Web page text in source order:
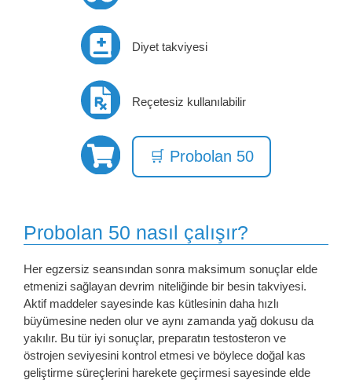
Diyet takviyesi
Reçetesiz kullanılabilir
🛒 Probolan 50
Probolan 50 nasıl çalışır?
Her egzersiz seansından sonra maksimum sonuçlar elde
etmenizi sağlayan devrim niteliğinde bir besin takviyesi.
Aktif maddeler sayesinde kas kütlesinin daha hızlı
büyümesine neden olur ve aynı zamanda yağ dokusu da
yakılır. Bu tür iyi sonuçlar, preparatın testosteron ve
östrojen seviyesini kontrol etmesi ve böylece doğal kas
geliştirme süreçlerini harekete geçirmesi sayesinde elde